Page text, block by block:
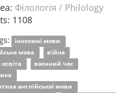
Філологія / Philology
1108
іноземні мови
мова
війна
воєнний час
англійської мови